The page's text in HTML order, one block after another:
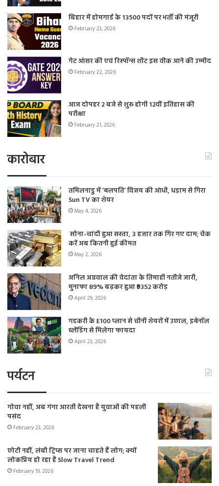
बिहार में होमगार्ड के 13500 पदों पर भर्ती की मंजूरी
February 23, 2026
गेट आंसर की एवं रिस्पॉन्स शीट इस वीक आने की उम्मीद
February 22, 2026
आज दोपहर 2 बजे से शुरू होगी 12वीं इतिहास की
परीक्षा
February 21, 2026
कारोबार
तमिलनाडु में ‘थलपति’ विजय की आंधी, धड़ाम से गिरा
Sun TV का शेयर
May 4, 2026
सोना-चांदी हुआ सस्ता, 3 हजार तक गिर गए दाम; चेक
करें अब कितनी हुई कीमत
May 2, 2026
अनिल अग्रवाल की वेदांता के तिमाही नतीजे जारी,
मुनाफा 89% बढ़कर हुआ ₹9352 करोड़
April 29, 2026
गडकरी के E100 प्लान से चीनी शेयरों में उछाल, इथेनॉल
ब्लेंडिंग से मिलेगा फायदा
April 23, 2026
पर्यटन
गोवा नहीं, अब गंगा आरती देखना है युवाओं की पहली
पसंद
February 23, 2026
छोटी नहीं, लंबी ट्रिप्स पर जाना चाहते हैं लोग; क्यों
लोकप्रिय हो रहा है Slow Travel Trend
February 19, 2026